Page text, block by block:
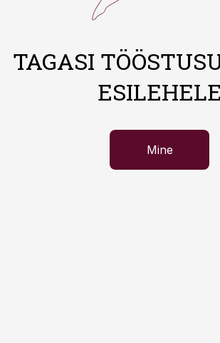
TAGASI
ESILEHELE
Mine